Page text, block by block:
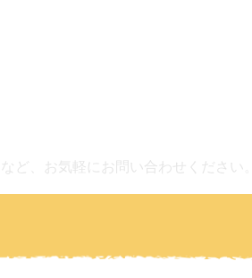
ど、お気軽にお問い合わせください。